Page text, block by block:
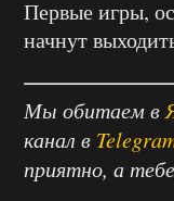
Первые игры,
начнут
Мы обитаем в
канал в
приятно, а